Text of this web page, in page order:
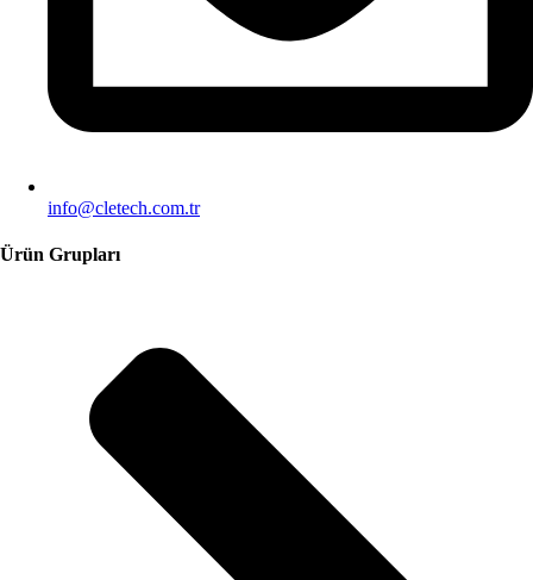
info@cletech.com.tr
Ürün Grupları